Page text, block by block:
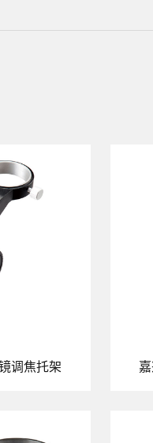
调焦托架